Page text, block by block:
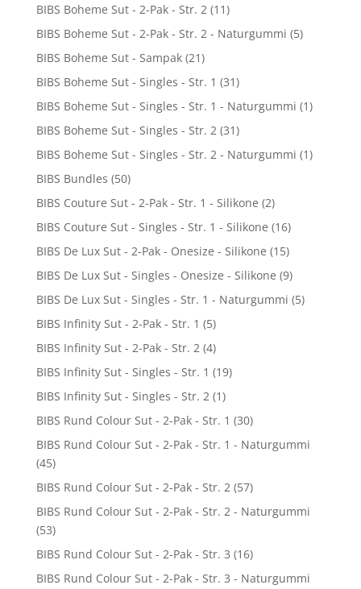
BIBS Boheme Sut - 2-Pak - Str. 2 (11)
BIBS Boheme Sut - 2-Pak - Str. 2 - Naturgummi (5)
BIBS Boheme Sut - Sampak (21)
BIBS Boheme Sut - Singles - Str. 1 (31)
BIBS Boheme Sut - Singles - Str. 1 - Naturgummi (1)
BIBS Boheme Sut - Singles - Str. 2 (31)
BIBS Boheme Sut - Singles - Str. 2 - Naturgummi (1)
BIBS Bundles (50)
BIBS Couture Sut - 2-Pak - Str. 1 - Silikone (2)
BIBS Couture Sut - Singles - Str. 1 - Silikone (16)
BIBS De Lux Sut - 2-Pak - Onesize - Silikone (15)
BIBS De Lux Sut - Singles - Onesize - Silikone (9)
BIBS De Lux Sut - Singles - Str. 1 - Naturgummi (5)
BIBS Infinity Sut - 2-Pak - Str. 1 (5)
BIBS Infinity Sut - 2-Pak - Str. 2 (4)
BIBS Infinity Sut - Singles - Str. 1 (19)
BIBS Infinity Sut - Singles - Str. 2 (1)
BIBS Rund Colour Sut - 2-Pak - Str. 1 (30)
BIBS Rund Colour Sut - 2-Pak - Str. 1 - Naturgummi
(45)
BIBS Rund Colour Sut - 2-Pak - Str. 2 (57)
BIBS Rund Colour Sut - 2-Pak - Str. 2 - Naturgummi
(53)
BIBS Rund Colour Sut - 2-Pak - Str. 3 (16)
BIBS Rund Colour Sut - 2-Pak - Str. 3 - Naturgummi